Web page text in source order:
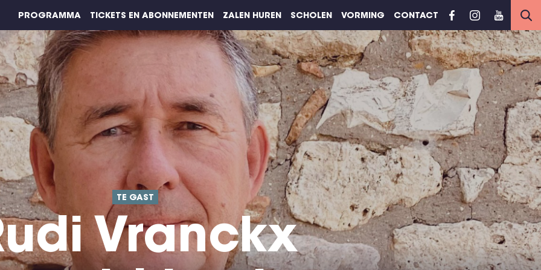
PROGRAMMA TICKETS EN ABONNEMENTEN ZALEN HUREN SCHOLEN VORMING CONTACT
TE GAST
Vranckx